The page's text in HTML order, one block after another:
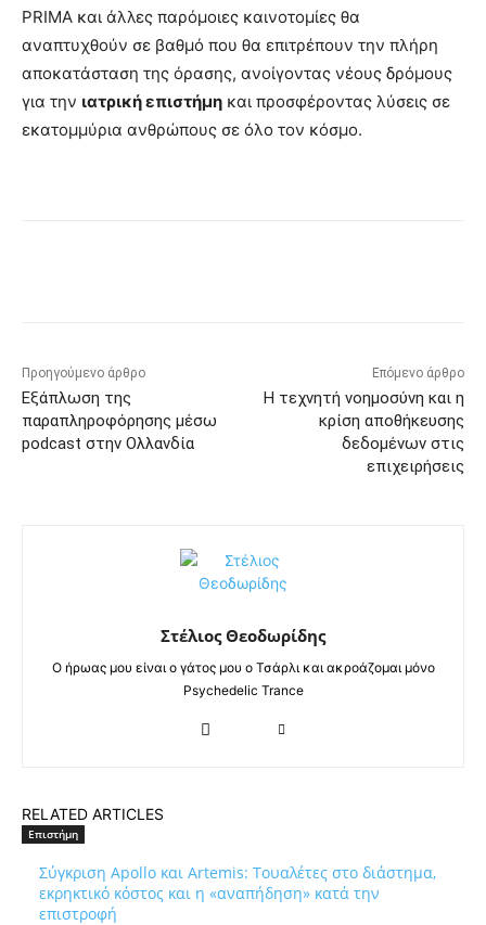
PRIMA και άλλες παρόμοιες καινοτομίες θα
αναπτυχθούν σε βαθμό που θα επιτρέπουν την πλήρη
αποκατάσταση της όρασης, ανοίγοντας νέους δρόμους
για την ιατρική επιστήμη και προσφέροντας λύσεις σε
εκατομμύρια ανθρώπους σε όλο τον κόσμο.
Προηγούμενο άρθρο
Εξάπλωση της
παραπληροφόρησης μέσω
podcast στην Ολλανδία
Επόμενο άρθρο
Η τεχνητή νοημοσύνη και η
κρίση αποθήκευσης
δεδομένων στις
επιχειρήσεις
Στέλιος Θεοδωρίδης
Ο ήρωας μου είναι ο γάτος μου ο Τσάρλι και ακροάζομαι μόνο
Psychedelic Trance
RELATED ARTICLES
Επιστήμη
Σύγκριση Apollo και Artemis: Τουαλέτες στο διάστημα,
εκρηκτικό κόστος και η «αναπήδηση» κατά την
επιστροφή